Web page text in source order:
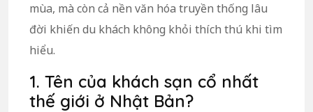
mùa, mà còn cả nền văn hóa truyền thống lâu
đời khiến du khách không khỏi thích thú khi tìm
hiểu.
1. Tên của khách sạn cổ nhất
thế giới ở Nhật Bản?